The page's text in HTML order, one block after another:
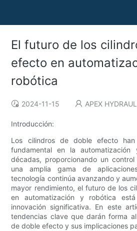
El futuro de los
efecto en
robótica
2024-11-15 APEX
Introducción:
Los cilindros de doble efecto
fundamental en la
décadas, proporcionando un
una amplia gama de
tecnología continúa avanzando y
mayor rendimiento, el futuro de los
en automatización y robótica
innovación significativa. En este
tendencias clave que darán forma
de doble efecto y sus implicaciones